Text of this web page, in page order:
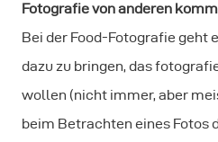
Fotografie von anderen
Bei der Food-Fotografie geht
dazu zu bringen, das
wollen (nicht immer, aber
beim Betrachten eines Fotos